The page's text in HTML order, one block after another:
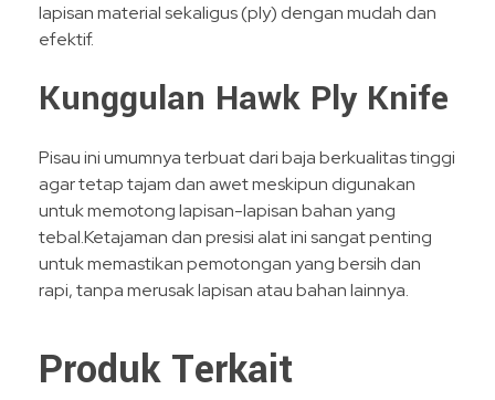
lapisan material sekaligus (ply) dengan mudah dan
efektif.
Kunggulan Hawk Ply Knife
Pisau ini umumnya terbuat dari baja berkualitas tinggi
agar tetap tajam dan awet meskipun digunakan
untuk memotong lapisan-lapisan bahan yang
tebal.Ketajaman dan presisi alat ini sangat penting
untuk memastikan pemotongan yang bersih dan
rapi, tanpa merusak lapisan atau bahan lainnya.
Produk Terkait